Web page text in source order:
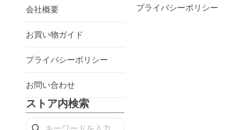
会社概要
お買い物ガイド
プライバシーポリシー
お問い合わせ
ストア内検索
プライバシーポリシー